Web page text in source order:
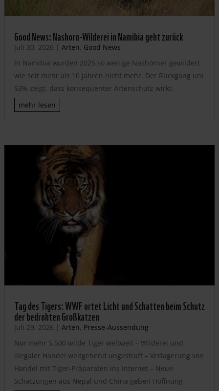
Good News: Nashorn-Wilderei in Namibia geht zurück
Juli 30, 2026 | Arten, Good News
In Namibia wurden 2025 so wenige Nashörner gewildert
wie seit mehr als 10 Jahren nicht mehr. Der Rückgang um
53% zeigt, dass konsequenter Artenschutz wirkt.
mehr lesen
Tag des Tigers: WWF ortet Licht und Schatten beim Schutz
der bedrohten Großkatzen
Juli 29, 2026 | Arten, Presse-Aussendung
Nur mehr 5.500 wilde Tiger weltweit – Wilderei und
illegaler Handel weitgehend ungestraft – Verlagerung von
Handel mit Tiger-Präparaten ins Internet – Neue
Schätzungen aus Nepal und China geben Hoffnung